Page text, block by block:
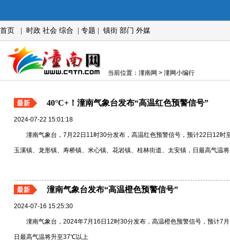
首页 时政 社会 综合 专题 镇街 部门 外媒
当前位置：潼南网 > 潼网小编行
40°C+！潼南气象台发布“高温红色预警信号”
2024-07-22 15:01:18
潼南气象台，7月22日11时30分发布，高温红色预警信号，预计22日12时
玉溪镇、龙形镇、寿桥镇、米心镇、花岩镇、桂林街道、太安镇，日最高气温
潼南气象台发布“高温橙色预警信号”
2024-07-16 15:25:30
潼南气象台，2024年7月16日12时30分发布，高温橙色预警信号，预计7
日最高气温将升至37℃以上